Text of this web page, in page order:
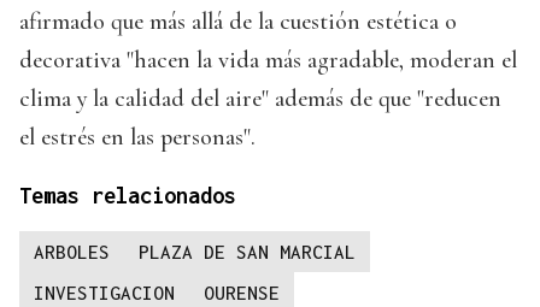
afirmado que más allá de la cuestión estética o
decorativa "hacen la vida más agradable, moderan el
clima y la calidad del aire" además de que "reducen
el estrés en las personas".
Temas relacionados
ARBOLES
PLAZA DE SAN MARCIAL
INVESTIGACION
OURENSE